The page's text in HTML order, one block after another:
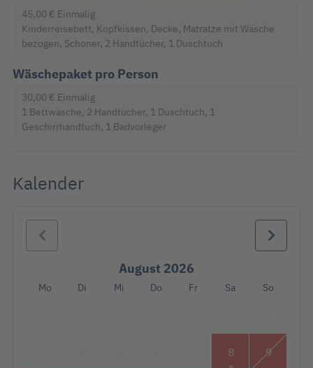
45,00 € Einmalig
Kinderreisebett, Kopfkissen, Decke, Matratze mit Wäsche
bezogen, Schoner, 2 Handtücher, 1 Duschtuch
Wäschepaket pro Person
30,00 € Einmalig
1 Bettwäsche, 2 Handtücher, 1 Duschtuch, 1
Geschirrhandtuch, 1 Badvorleger
Kalender
August 2026
Mo Di Mi Do Fr Sa So
8 9